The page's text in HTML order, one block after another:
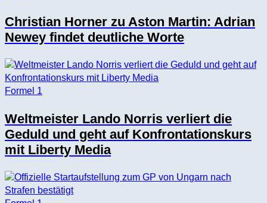
Christian Horner zu Aston Martin: Adrian
Newey findet deutliche Worte
Formel 1
Weltmeister Lando Norris verliert die
Geduld und geht auf Konfrontationskurs
mit Liberty Media